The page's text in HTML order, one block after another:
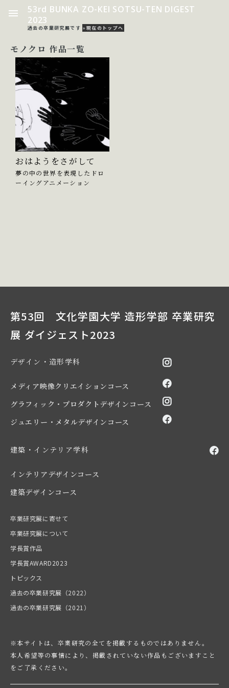
53rd BUNKA ZO-KEI SOTSU-TEN DIGEST
2023
過去の卒業研究展です »現在のトップへ
モノクロ 作品一覧
おはようをさがして
夢の中の世界を表現したドロ
ーイングアニメーション
第53回 文化学園大学 造形学部 卒業研究
展 ダイジェスト2023
デザイン・造形学科
メディア映像クリエイションコース
グラフィック・プロダクトデザインコース
ジュエリー・メタルデザインコース
建築・インテリア学科
インテリアデザインコース
建築デザインコース
卒業研究展に寄せて
卒業研究展について
学長賞作品
学長賞AWARD2023
トピックス
過去の卒業研究展（2022）
過去の卒業研究展（2021）
※本サイトは、卒業研究の全てを掲載するものではありません。
本人希望等の事情により、掲載されていない作品もございますこと
をご了承ください。